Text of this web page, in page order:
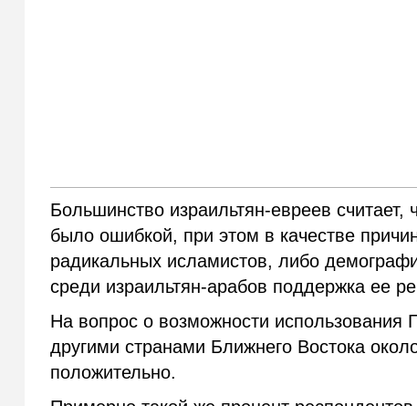
Большинство израильтян-евреев
было ошибкой, при этом в качестве
радикальных исламистов, либо
среди израильтян-арабoв поддержка ее
На вопрос о возможности использования
другими странами Ближнего Востока
положительно.